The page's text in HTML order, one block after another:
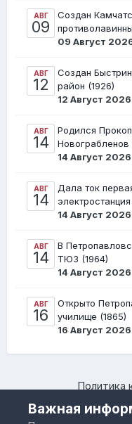
АВГ
09
Создан
09 Август
АВГ
12
Создан
район (1926)
12 Август 2026
АВГ
14
Родился
Новограбленов
14 Август 2026
АВГ
14
Дала ток
электростанция
14 Август 2026
АВГ
14
В
ТЮЗ (1964)
14 Август 2026
АВГ
16
Открыто
училище (1865)
16 Август 2026
Политика
Камчатский
Важная